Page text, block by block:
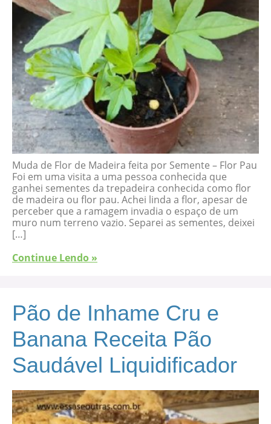
Muda de Flor de Madeira feita por Semente – Flor Pau
Foi em uma visita a uma pessoa conhecida que
ganhei sementes da trepadeira conhecida como flor
de madeira ou flor pau. Achei linda a flor, apesar de
perceber que a ramagem invadia o espaço de um
muro num terreno vazio. Separei as sementes, deixei
[…]
Continue Lendo »
Pão de Inhame Cru e
Banana Receita Pão
Saudável Liquidificador